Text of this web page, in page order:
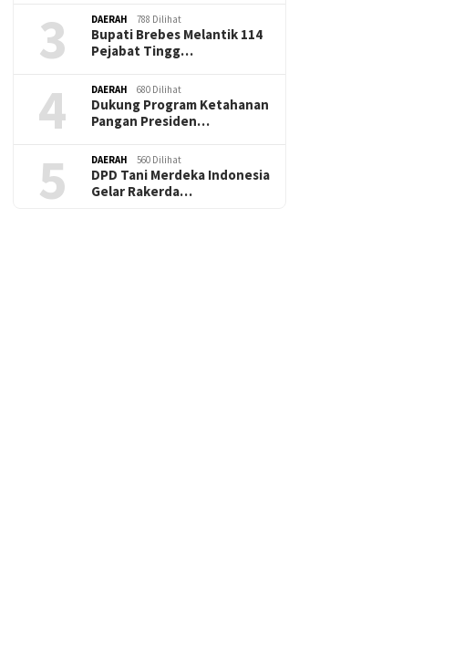
3 DAERAH 788 Dilihat
Bupati Brebes Melantik 114
Pejabat Tingg…
4 DAERAH 680 Dilihat
Dukung Program Ketahanan
Pangan Presiden…
5 DAERAH 560 Dilihat
DPD Tani Merdeka Indonesia
Gelar Rakerda…